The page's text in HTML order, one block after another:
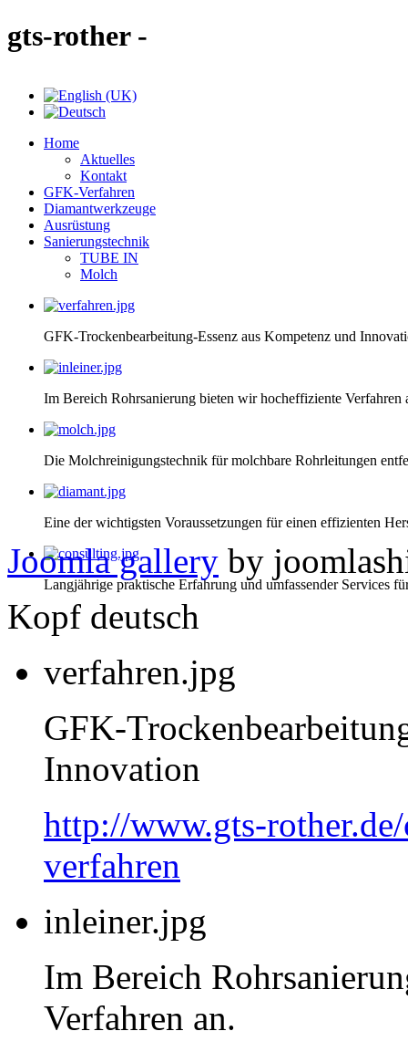
gts-rother -
Home
Aktuelles
Kontakt
GFK-Verfahren
Diamantwerkzeuge
Ausrüstung
Sanierungstechnik
TUBE IN
Molch
GFK-Trockenbearbeitung-Essenz aus Kompetenz und
Im Bereich Rohrsanierung bieten wir hocheffiziente Verfahren
Die Molchreinigungstechnik für molchbare Rohrleitungen
Eine der wichtigsten Voraussetzungen für einen effizienten
Langjährige praktische Erfahrung und umfassender Services
Joomla gallery by
Kopf deutsch
verfahren.jpg
GFK-
Innovation
http://www.gts-
verfahren
inleiner.jpg
Im Bereich
Verfahren an.